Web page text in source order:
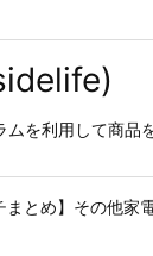
を利用して商品
まとめ】その他家